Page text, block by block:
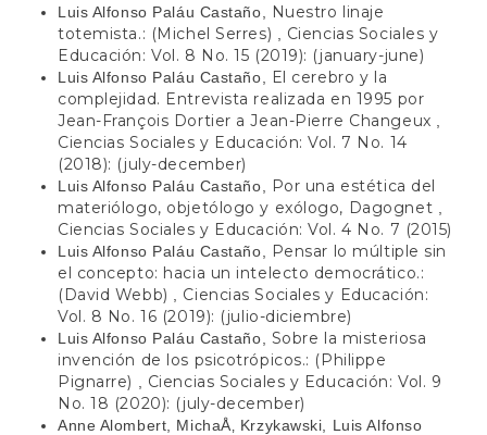
Luis Alfonso Paláu Castaño,
Nuestro linaje
totemista.: (Michel Serres)
Ciencias Sociales y
Educación: Vol. 8 No. 15 (2019): (january-june)
Luis Alfonso Paláu Castaño,
El cerebro y la
complejidad. Entrevista realizada en 1995 por
Jean-François Dortier a Jean-Pierre Changeux
Ciencias Sociales y Educación: Vol. 7 No. 14
(2018): (july-december)
Luis Alfonso Paláu Castaño,
Por una estética del
materiólogo, objetólogo y exólogo, Dagognet
Ciencias Sociales y Educación: Vol. 4 No. 7 (2015)
Luis Alfonso Paláu Castaño,
Pensar lo múltiple sin
el concepto: hacia un intelecto democrático.:
(David Webb)
Ciencias Sociales y Educación:
Vol. 8 No. 16 (2019): (julio-diciembre)
Luis Alfonso Paláu Castaño, Sobre la misteriosa
invención de los psicotrópicos.: (Philippe
Pignarre)
Ciencias Sociales y Educación: Vol. 9
No. 18 (2020): (july-december)
Anne Alombert, MichaÅ‚ Krzykawski, Luis Alfonso